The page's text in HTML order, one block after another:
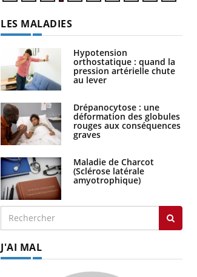
LES MALADIES
Hypotension
orthostatique : quand la
pression artérielle chute
au lever
Drépanocytose : une
déformation des globules
rouges aux conséquences
graves
Maladie de Charcot
(Sclérose latérale
amyotrophique)
J'AI MAL